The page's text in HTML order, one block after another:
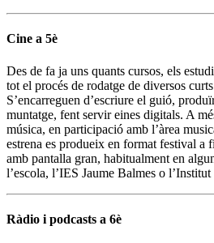
Cine a 5è
Des de fa ja uns quants cursos, els
tot el procés de rodatge de diversos
S’encarreguen d’escriure el guió,
muntatge, fent servir eines digitals. A
música, en participació amb l’àrea
estrena es produeix en format festival a
amb pantalla gran, habitualment en
l’escola, l’IES Jaume Balmes o
Ràdio i podcasts a 6è